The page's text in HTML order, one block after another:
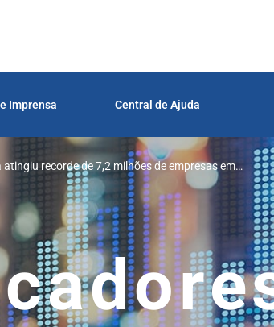
Imprensa Central de Ajuda
recorde de 7,2 milhões de empresas em